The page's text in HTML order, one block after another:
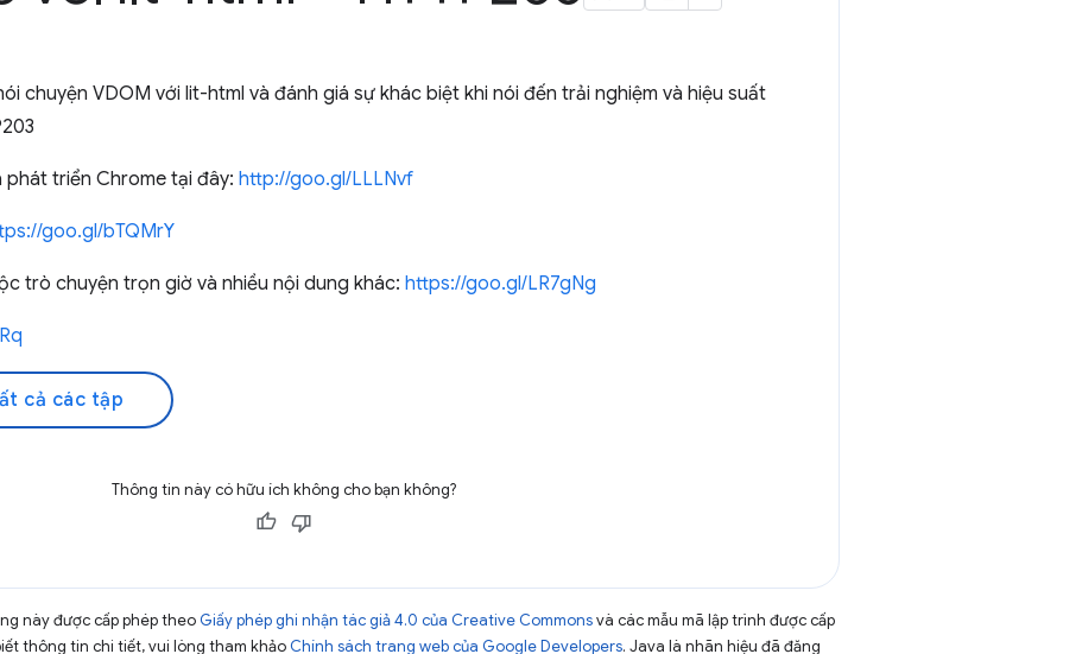
chuyện VDOM với lit-html và đánh giá sự khác biệt khi nói đến trải nghiệm và hiệu suất
triển Chrome tại đây: http://goo.gl/LLLNvf
goo.gl/bTQMrY
trò chuyện trọn giờ và nhiều nội dung khác: https://goo.gl/LR7gNg
cả các tập
Thông tin này có hữu ích không cho bạn không?
này được cấp phép theo Giấy phép ghi nhận tác giả 4.0 của Creative Commonsvà các mẫu mã lập trình được cấp
thông tin chi tiết, vui lòng tham khảo Chính sách trang web của Google Developers. Java là nhãn hiệu đã đăng